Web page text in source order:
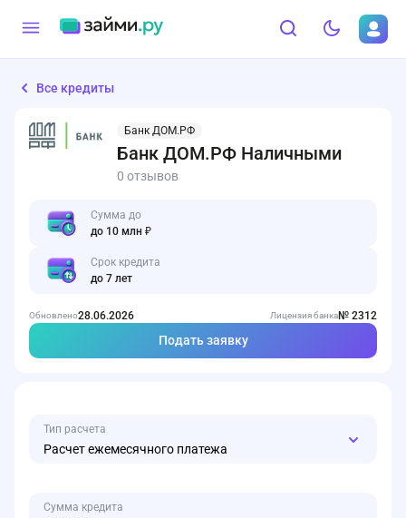
Все кредиты
Банк ДОМ.РФ
Банк ДОМ.РФ Наличными
0 отзывов
Сумма до
до 10 млн ₽
Срок кредита
до 7 лет
Подать заявку
Обновлено28.06.2026 Лицензия банка№ 2312
Тип расчета
Расчет ежемесячного платежа
Сумма кредита